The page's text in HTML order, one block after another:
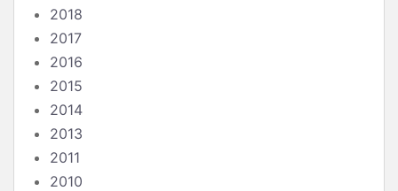
2018
2017
2016
2015
2014
2013
2011
2010